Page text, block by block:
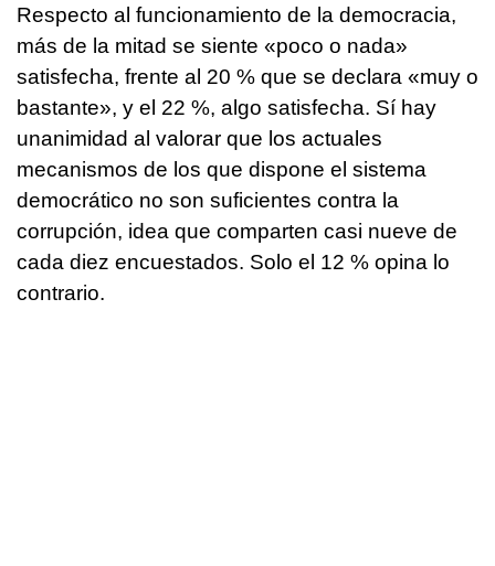
Respecto al funcionamiento de la democracia,
más de la mitad se siente «poco o nada»
satisfecha, frente al 20 % que se declara «muy o
bastante», y el 22 %, algo satisfecha. Sí hay
unanimidad al valorar que los actuales
mecanismos de los que dispone el sistema
democrático no son suficientes contra la
corrupción, idea que comparten casi nueve de
cada diez encuestados. Solo el 12 % opina lo
contrario.